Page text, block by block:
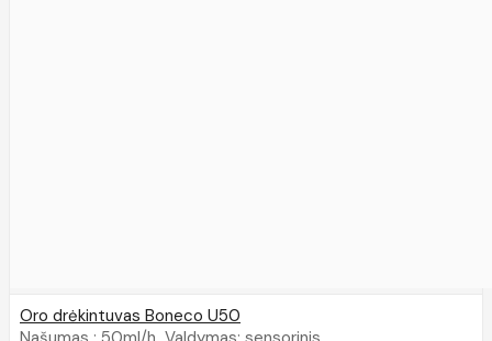
Oro drėkintuvas Boneco U50